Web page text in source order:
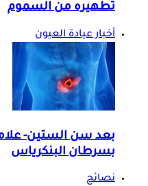
تطهيره من السموم
أخبار عيادة العيون
بعد سن الستين-
بسرطان البنكرياس
نصائح